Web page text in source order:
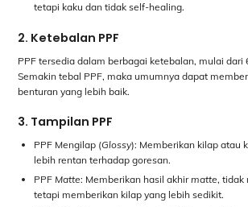
tetapi kaku dan tidak self-healing.
2. Ketebalan PPF
PPF tersedia dalam berbagai ketebalan, mulai dari
Semakin tebal PPF, maka umumnya dapat
benturan yang lebih baik.
3. Tampilan PPF
PPF Mengilap (Glossy): Memberikan kilap atau
lebih rentan terhadap goresan.
PPF Matte: Memberikan hasil akhirmatte, tidak
tetapi memberikan kilap yang lebih sedikit.